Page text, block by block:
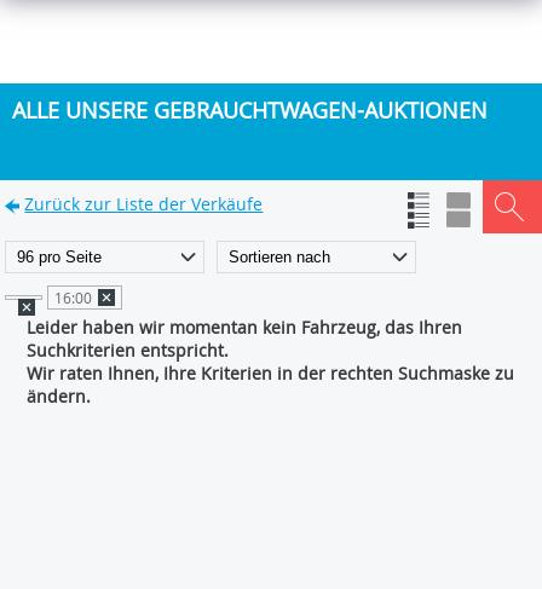
ALLE UNSERE GEBRAUCHTWAGEN-AUKTIONEN
Zurück zur Liste der Verkäufe
16:00
Leider haben wir momentan kein Fahrzeug, das Ihren
Suchkriterien entspricht.
Wir raten Ihnen, Ihre Kriterien in der rechten Suchmaske zu
ändern.